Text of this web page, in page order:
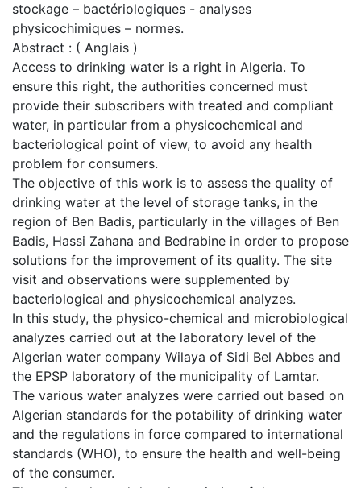
stockage – bactériologiques - analyses
physicochimiques – normes.
Abstract : ( Anglais )
Access to drinking water is a right in Algeria. To
ensure this right, the authorities concerned must
provide their subscribers with treated and compliant
water, in particular from a physicochemical and
bacteriological point of view, to avoid any health
problem for consumers.
The objective of this work is to assess the quality of
drinking water at the level of storage tanks, in the
region of Ben Badis, particularly in the villages of Ben
Badis, Hassi Zahana and Bedrabine in order to propose
solutions for the improvement of its quality. The site
visit and observations were supplemented by
bacteriological and physicochemical analyzes.
In this study, the physico-chemical and microbiological
analyzes carried out at the laboratory level of the
Algerian water company Wilaya of Sidi Bel Abbes and
the EPSP laboratory of the municipality of Lamtar.
The various water analyzes were carried out based on
Algerian standards for the potability of drinking water
and the regulations in force compared to international
standards (WHO), to ensure the health and well-being
of the consumer.